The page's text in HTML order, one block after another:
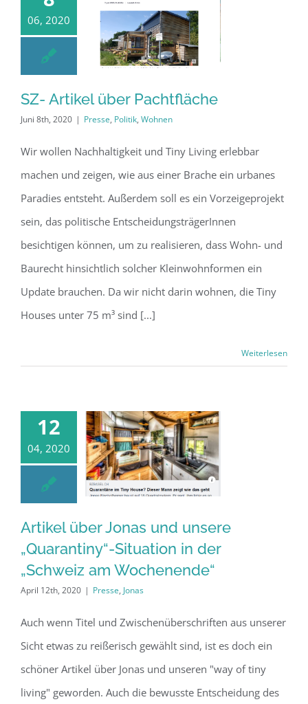
06, 2020
SZ- Artikel über
SZ- Artikel über Pachtfläche
Juni 8th, 2020 | Presse, Politik, Wohnen
Wir wollen Nachhaltigkeit und Tiny Living erlebbar
machen und zeigen, wie aus einer Brache ein urbanes
Paradies entsteht. Außerdem soll es ein Vorzeigeprojekt
sein, das politische EntscheidungsträgerInnen
besichtigen können, um zu realisieren, dass Wohn- und
Baurecht hinsichtlich solcher Kleinwohnformen ein
Update brauchen. Da wir nicht darin wohnen, die Tiny
Houses unter 75 m³ sind [...]
Weiterlesen
12
04, 2020
Artikel über Jonas
und unsere
„Quarantiny“-
Situation in der
„Schweiz am
Wochenende“
Artikel über Jonas und unsere
„Quarantiny“-Situation in der
„Schweiz am Wochenende“
April 12th, 2020 | Presse, Jonas
Auch wenn Titel und Zwischenüberschriften aus unserer
Sicht etwas zu reißerisch gewählt sind, ist es doch ein
schöner Artikel über Jonas und unseren "way of tiny
living" geworden. Auch die bewusste Entscheidung des